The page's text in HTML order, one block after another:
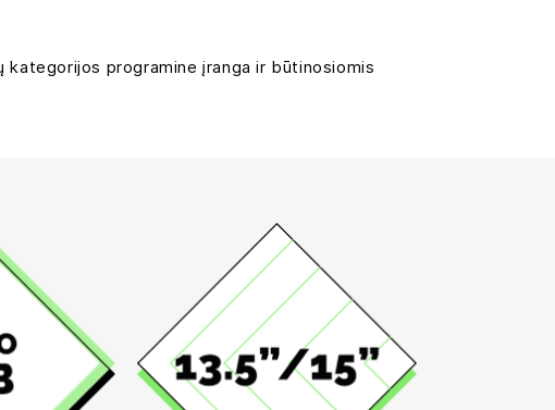
kategorijos programine įranga ir būtinosiomis